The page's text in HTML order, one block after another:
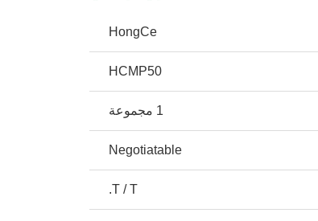
HongCe
HCMP50
1 مجموعة
Negotiatable
T / T.